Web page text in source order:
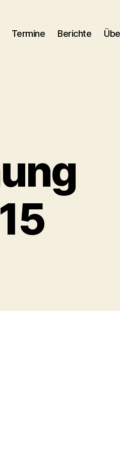
Termine Berichte